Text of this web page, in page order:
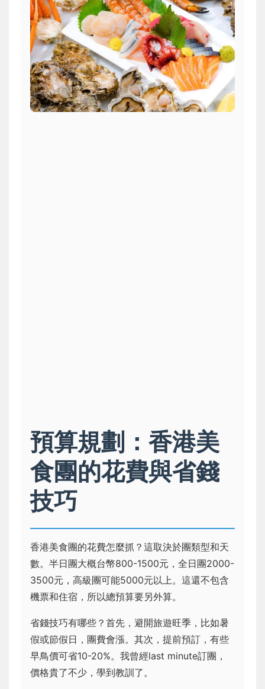
預算規劃：香港美
食團的花費與省錢
技巧
香港美食團的花費怎麼抓？這取決於團類型和天
數。半日團大概台幣800-1500元，全日團2000-
3500元，高級團可能5000元以上。這還不包含
機票和住宿，所以總預算要另外算。
省錢技巧有哪些？首先，避開旅遊旺季，比如暑
假或節假日，團費會漲。其次，提前預訂，有些
早鳥價可省10-20%。我曾經last minute訂團，
價格貴了不少，學到教訓了。